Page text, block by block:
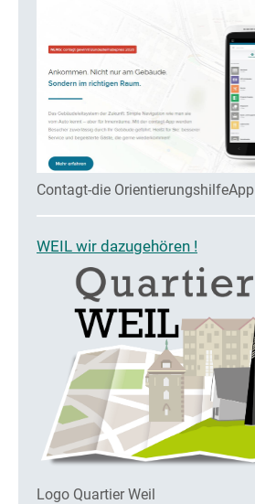
Contagt-die OrientierungshilfeApp
WEIL wir dazugehören !
Logo Quartier Weil